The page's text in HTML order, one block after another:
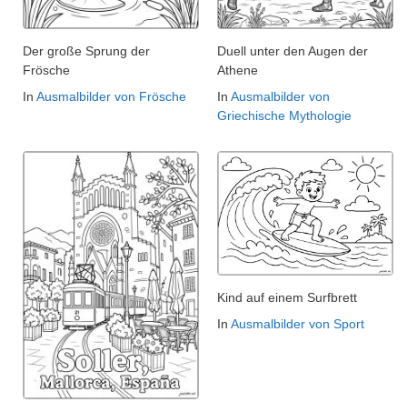
Der große Sprung der
Frösche
In Ausmalbilder von Frösche
Duell unter den Augen der
Athene
In Ausmalbilder von
Griechische Mythologie
Kind auf einem Surfbrett
In Ausmalbilder von Sport